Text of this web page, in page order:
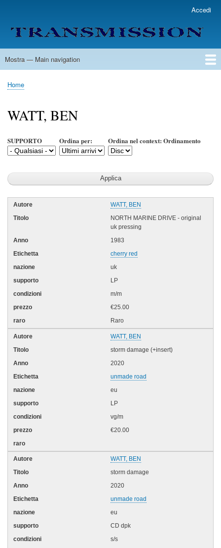
contenuto
principale
account
menu
Accedi
Main
Mostra — Main navigation
Home
Lista Autori
Contatti
Spedizione & Consegna
Legenda
Condizioni per l'uso
Briciole
pane
Home
WATT, BEN
SUPPORTO Ordina per: Ordina nel context: Ordinamento
WATT, BEN
NORTH MARINE DRIVE - original
uk pressing
1983
cherry red
uk
LP
m/m
€25.00
Raro
WATT, BEN
storm damage (+insert)
2020
unmade road
eu
LP
vg/m
€20.00
WATT, BEN
storm damage
2020
unmade road
eu
CD dpk
s/s